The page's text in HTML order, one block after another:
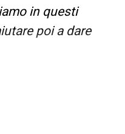
in questi
poi a dare